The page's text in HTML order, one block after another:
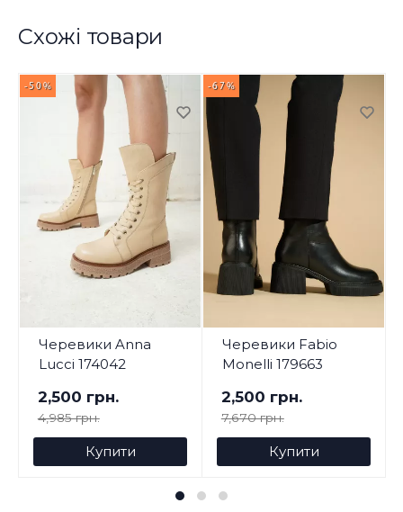
Схожі товари
-50%
Черевики Anna
Lucci 174042
2,500 грн.
4,985 грн.
Купити
-67%
Черевики Fabio
Monelli 179663
2,500 грн.
7,670 грн.
Купити